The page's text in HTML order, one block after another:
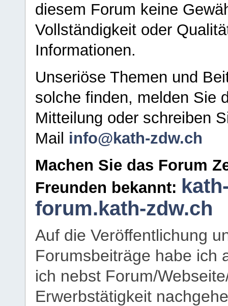
diesem Forum keine
Vollständigkeit oder
Informationen.
Unseriöse Themen und
solche finden, melden Sie
Mitteilung oder schreiben
Mail info@kath-zdw.ch
Machen Sie das Forum
Freunden bekannt:
forum.kath-zdw.ch
Auf die Veröffentlichung
Forumsbeiträge habe ich
ich nebst Forum/
Erwerbstätigkeit